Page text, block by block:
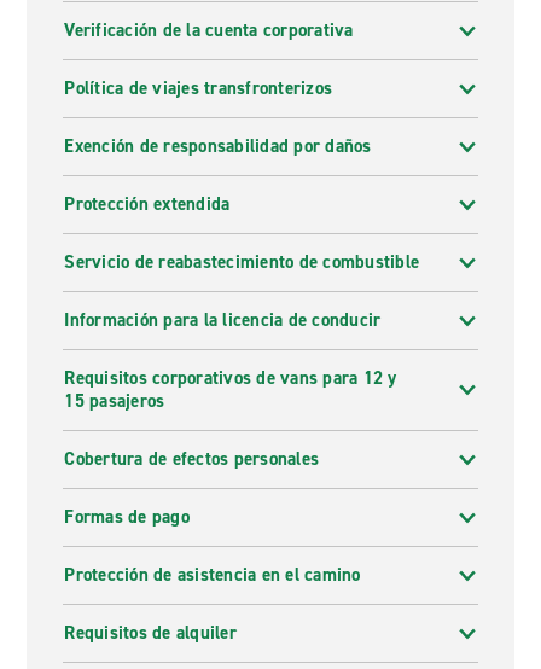
Verificación de la cuenta corporativa
Política de viajes transfronterizos
Exención de responsabilidad por daños
Protección extendida
Servicio de reabastecimiento de combustible
Información para la licencia de conducir
Requisitos corporativos de vans para 12 y
15 pasajeros
Cobertura de efectos personales
Formas de pago
Protección de asistencia en el camino
Requisitos de alquiler